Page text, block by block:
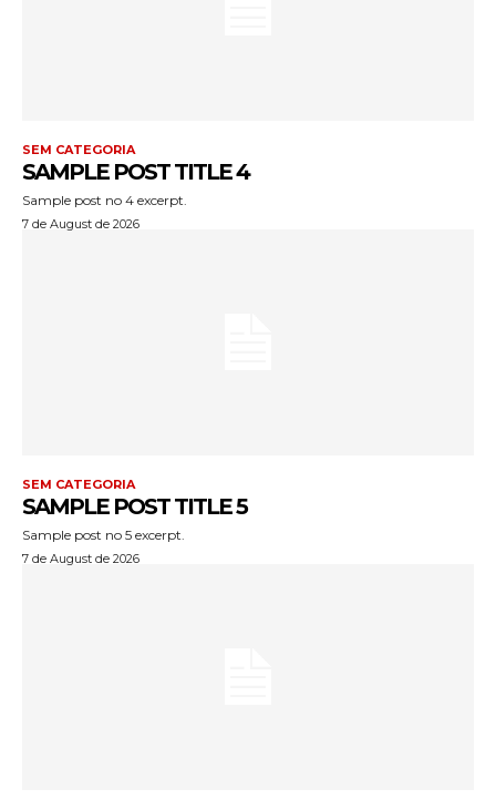
SEM CATEGORIA
SAMPLE POST TITLE 4
Sample post no 4 excerpt.
7 de August de 2026
SEM CATEGORIA
SAMPLE POST TITLE 5
Sample post no 5 excerpt.
7 de August de 2026